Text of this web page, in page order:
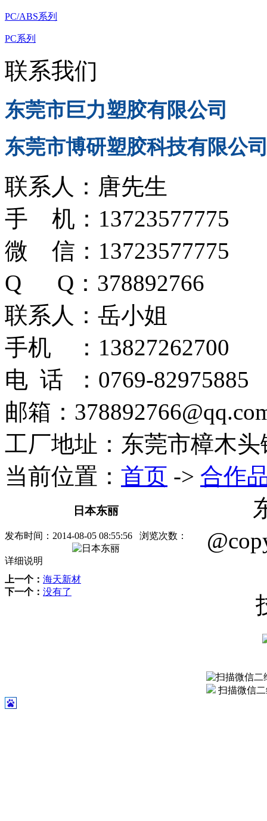
PC/ABS系列
PC系列
联系我们
东莞市巨力塑胶有限公司
东莞市博研塑胶科技有限公
联系人：唐先生
手 机：13723577775
微 信：13723577775
Q Q：378892766
联系人：岳小姐
手机 ：13827262700
电 话 ：0769-82975885
邮箱：
工厂地址：东莞市樟木
当前位置： 首页 -> 合作
日本东丽
发布时间： 2014-08-05 08:55:56 浏览次数：
详细说明
上一个： 海天新材
下一个： 没有了
扫描微信